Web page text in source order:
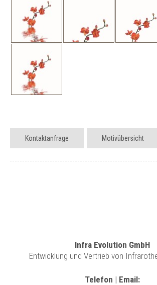
Kontaktanfrage Motivübersicht
Infra Evolution GmbH
Entwicklung und Vertrieb von
Telefon | Email: